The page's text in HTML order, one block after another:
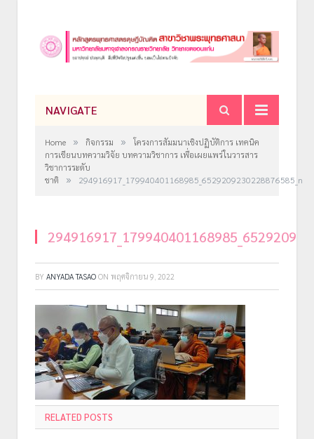
NAVIGATE
Home » กิจกรรม »
โครงการสัมมนาเชิงปฏิบัติการ เทคนิค
การเขียนบทความวิจัย บทความวิชาการ เพื่อเผยแพร่ในวารสาร
วิชาการระดับ
ชาติ
» 294916917_179940401168985_6529209230228876585_n
BY ANYADA TASAO ON พฤศจิกายน 9, 2022
RELATED POSTS